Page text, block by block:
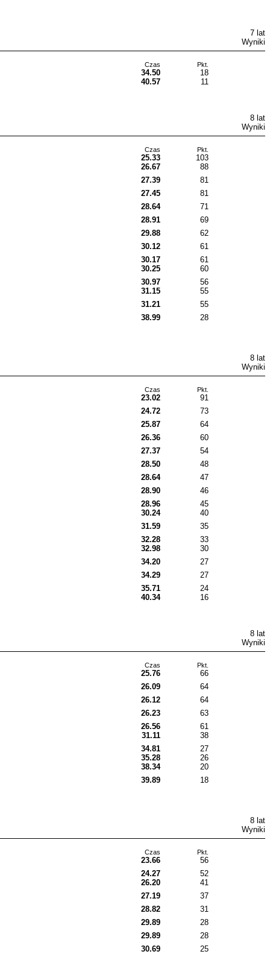
7 lat
Wyniki
Czas Pkt.
34.50
18
40.57
11
8 lat
Wyniki
Czas Pkt.
25.33
103
26.67
88
27.39
81
27.45
81
28.64
71
28.91
69
29.88
62
30.12
61
30.17
61
30.25
60
30.97
56
31.15
55
31.21
55
38.99
28
8 lat
Wyniki
Czas Pkt.
23.02
91
24.72
73
25.87
64
26.36
60
27.37
54
28.50
48
28.64
47
28.90
46
28.96
45
30.24
40
31.59
35
32.28
33
32.98
30
34.20
27
34.29
27
35.71
24
40.34
16
8 lat
Wyniki
Czas Pkt.
25.76
66
26.09
64
26.12
64
26.23
63
26.56
61
31.11
38
34.81
27
35.28
26
38.34
20
39.89
18
8 lat
Wyniki
Czas Pkt.
23.66
56
24.27
52
26.20
41
27.19
37
28.82
31
29.89
28
29.89
28
30.69
25